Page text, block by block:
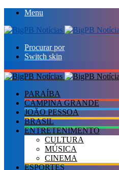
Menu
Procurar por
Switch skin
PARAÍBA
CAMPINA GRANDE
JOÃO PESSOA
BRASIL
ENTRETENIMENTO
CULTURA
MÚSICA
CINEMA
ESPORTES